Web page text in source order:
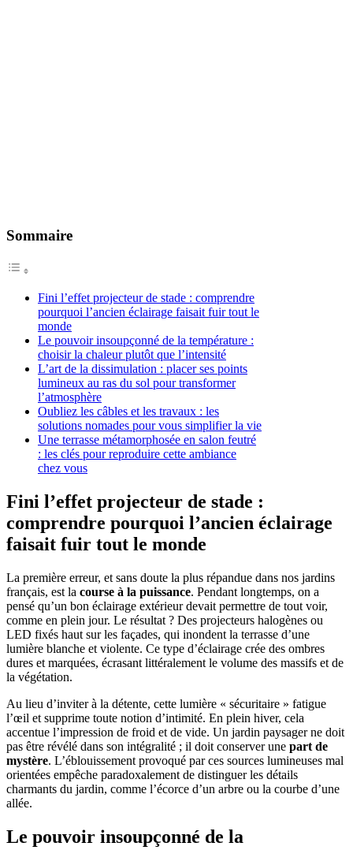
Sommaire
Fini l’effet projecteur de stade : comprendre
pourquoi l’ancien éclairage faisait fuir tout le
monde
Le pouvoir insoupçonné de la température :
choisir la chaleur plutôt que l’intensité
L’art de la dissimulation : placer ses points
lumineux au ras du sol pour transformer
l’atmosphère
Oubliez les câbles et les travaux : les
solutions nomades pour vous simplifier la vie
Une terrasse métamorphosée en salon feutré
: les clés pour reproduire cette ambiance
chez vous
Fini l’effet projecteur de stade :
comprendre pourquoi l’ancien éclairage
faisait fuir tout le monde
La première erreur, et sans doute la plus répandue dans nos jardins
français, est la course à la puissance. Pendant longtemps, on a
pensé qu’un bon éclairage extérieur devait permettre de tout voir,
comme en plein jour. Le résultat ? Des projecteurs halogènes ou
LED fixés haut sur les façades, qui inondent la terrasse d’une
lumière blanche et violente. Ce type d’éclairage crée des ombres
dures et marquées, écrasant littéralement le volume des massifs et de
la végétation.
Au lieu d’inviter à la détente, cette lumière « sécuritaire » fatigue
l’œil et supprime toute notion d’intimité. En plein hiver, cela
accentue l’impression de froid et de vide. Un jardin paysager ne doit
pas être révélé dans son intégralité ; il doit conserver une part de
mystère. L’éblouissement provoqué par ces sources lumineuses mal
orientées empêche paradoxalement de distinguer les détails
charmants du jardin, comme l’écorce d’un arbre ou la courbe d’une
allée.
Le pouvoir insoupçonné de la